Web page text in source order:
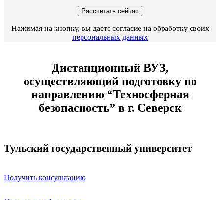
Нажимая на кнопку, вы даете согласие на обработку своих
персональных данных
Дистанционный ВУЗ,
осуществляющий подготовку по
направлению “Техносферная
безопасность” в г. Северск
Тульский государственный университет
Получить консультацию